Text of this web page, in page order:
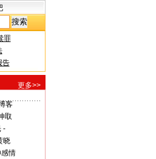
罪
告
更多>>
客
取
-
晓
感情